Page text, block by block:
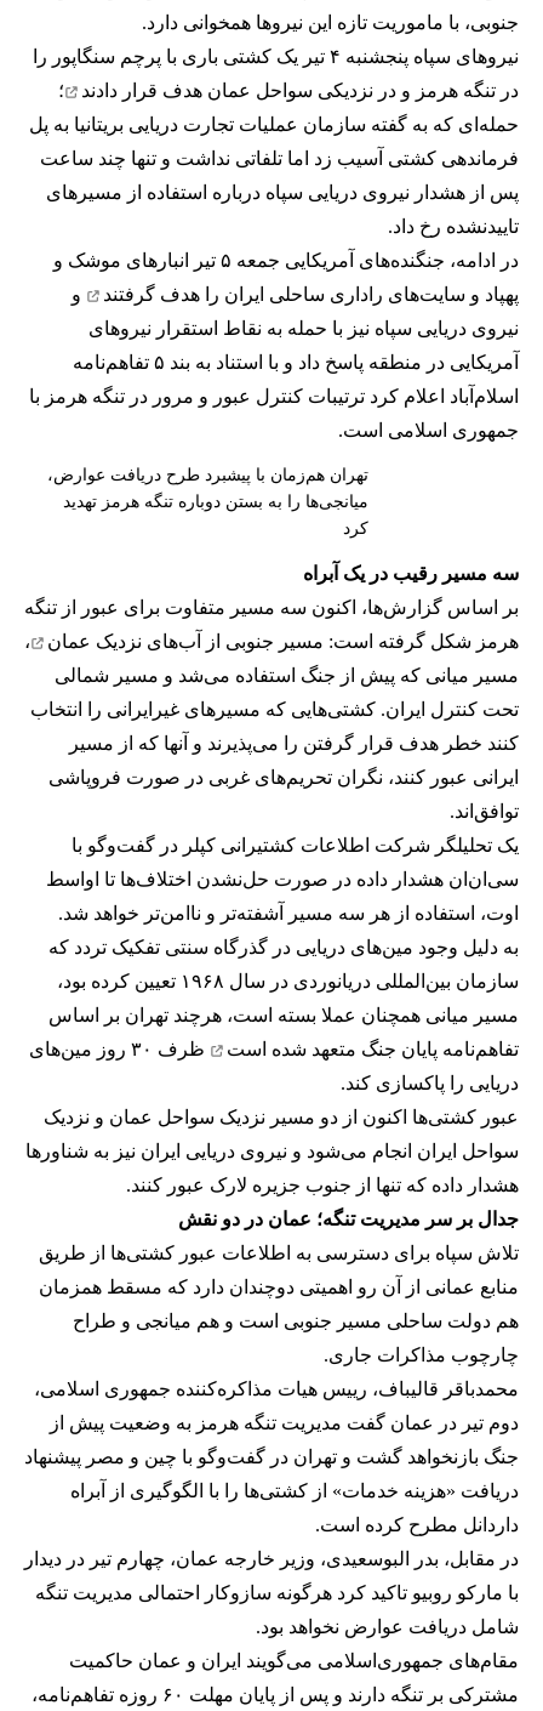
جنوبی، با ماموریت تازه این نیروها همخوانی دارد.
نیروهای سپاه پنجشنبه ۴ تیر یک کشتی باری با پرچم سنگاپور را
در تنگه هرمز و در نزدیکی سواحل عمان هدف قرار دادند
؛
حمله‌ای که به گفته سازمان عملیات تجارت دریایی بریتانیا به پل
فرماندهی کشتی آسیب زد اما تلفاتی نداشت و تنها چند ساعت
پس از هشدار نیروی دریایی سپاه درباره استفاده از مسیرهای
تاییدنشده رخ داد.
در ادامه، جنگنده‌های آمریکایی جمعه ۵ تیر انبارهای موشک و
پهپاد و سایت‌های راداری ساحلی ایران را هدف گرفتند
و
نیروی دریایی سپاه نیز با حمله به نقاط استقرار نیروهای
آمریکایی در منطقه پاسخ داد و با استناد به بند ۵ تفاهم‌نامه
اسلام‌آباد اعلام کرد ترتیبات کنترل عبور و مرور در تنگه هرمز با
جمهوری اسلامی است.
تهران هم‌زمان با پیشبرد طرح دریافت عوارض،
میانجی‌ها را به بستن دوباره تنگه هرمز تهدید
کرد
سه مسیر رقیب در یک آبراه
بر اساس گزارش‌ها، اکنون سه مسیر متفاوت برای عبور از تنگه
هرمز شکل گرفته است: مسیر جنوبی از
آب‌های نزدیک عمان
،
مسیر میانی که پیش از جنگ استفاده می‌شد و مسیر شمالی
تحت کنترل ایران. کشتی‌هایی که مسیرهای غیرایرانی را انتخاب
کنند خطر هدف قرار گرفتن را می‌پذیرند و آنها که از مسیر
ایرانی عبور کنند، نگران تحریم‌های غربی در صورت فروپاشی
توافق‌اند.
یک تحلیلگر شرکت اطلاعات کشتیرانی کپلر در گفت‌و‌گو با
سی‌ان‌ان هشدار داده در صورت حل‌نشدن اختلاف‌ها تا اواسط
اوت، استفاده از هر سه مسیر آشفته‌تر و ناامن‌تر خواهد شد.
به دلیل وجود مین‌های دریایی در گذرگاه سنتی تفکیک تردد که
سازمان بین‌المللی دریانوردی در سال ۱۹۶۸ تعیین کرده بود،
مسیر میانی همچنان عملا بسته است، هرچند تهران بر اساس
تفاهم‌نامه پایان جنگ متعهد شده است
ظرف ۳۰ روز مین‌های
دریایی را پاکسازی کند.
عبور کشتی‌ها اکنون از دو مسیر نزدیک سواحل عمان و نزدیک
سواحل ایران انجام می‌شود و نیروی دریایی ایران نیز به شناورها
هشدار داده که تنها از جنوب جزیره لارک عبور کنند.
جدال بر سر مدیریت تنگه؛ عمان در دو نقش
تلاش سپاه برای دسترسی به اطلاعات عبور کشتی‌ها از طریق
منابع عمانی از آن رو اهمیتی دوچندان دارد که مسقط همزمان
هم دولت ساحلی مسیر جنوبی است و هم میانجی و طراح
چارچوب مذاکرات جاری.
محمدباقر قالیباف، رییس هیات مذاکره‌کننده جمهوری اسلامی،
دوم تیر در عمان گفت مدیریت تنگه هرمز به وضعیت پیش از
جنگ بازنخواهد گشت و تهران در گفت‌وگو با چین و مصر پیشنهاد
دریافت «هزینه خدمات» از کشتی‌ها را با الگوگیری از آبراه
داردانل مطرح کرده است.
در مقابل، بدر البوسعیدی، وزیر خارجه عمان، چهارم تیر در دیدار
با مارکو روبیو تاکید کرد هرگونه سازوکار احتمالی مدیریت تنگه
شامل دریافت عوارض نخواهد بود.
مقام‌های جمهوری‌اسلامی می‌گویند ایران و عمان حاکمیت
مشترکی بر تنگه دارند و پس از پایان مهلت ۶۰ روزه تفاهم‌نامه،